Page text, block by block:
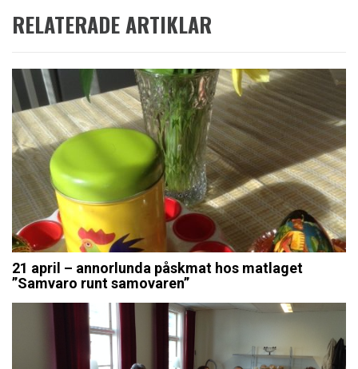
RELATERADE ARTIKLAR
21 april – annorlunda påskmat hos matlaget
”Samvaro runt samovaren”